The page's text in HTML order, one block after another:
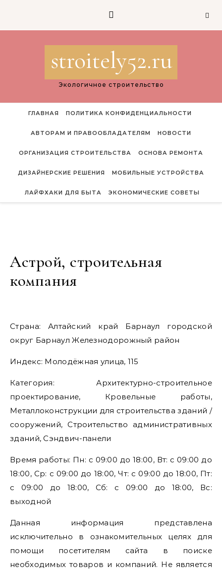
stroitely52.ru
Экологичное строительство
ГЛАВНАЯ ПОЛИТИКА КОНФИДЕНЦИАЛЬНОСТИ
АВТОРАМ И ПРАВООБЛАДАТЕЛЯМ НОВОСТИ
ОРГАНИЗАЦИЯ СТРОИТЕЛЬСТВА ОСНОВА РЕМОНТА
ДИЗАЙНЕРСКИЕ РЕШЕНИЯ МОБИЛЬНЫЕ УСТРОЙСТВА
ЛАЙФХАКИ ДЛЯ БЫТА ЭКОНОМИЧЕСКИЕ СОВЕТЫ
Астрой, строительная
компания
Страна: Алтайский край Барнаул городской
округ Барнаул Железнодорожный район
Индекс: Молодёжная улица, 115
Категория: Архитектурно-строительное
проектирование, Кровельные работы,
Металлоконструкции для строительства зданий /
сооружений, Строительство административных
зданий, Сэндвич-панели
Время работы: Пн: с 09:00 до 18:00, Вт: с 09:00 до
18:00, Ср: с 09:00 до 18:00, Чт: с 09:00 до 18:00, Пт:
с 09:00 до 18:00, Сб: с 09:00 до 18:00, Вс:
выходной
Данная информация представлена
исключительно в ознакомительных целях для
помощи посетителям сайта в поиске
необходимых товаров и компаний. Не является